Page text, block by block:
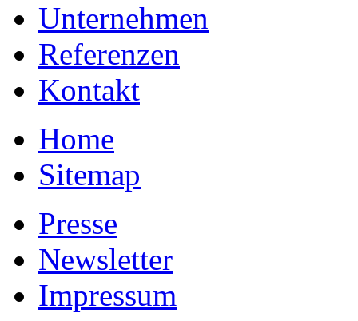
Unternehmen
Referenzen
Kontakt
Home
Sitemap
Presse
Newsletter
Impressum